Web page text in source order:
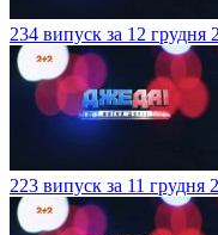
234 випуск за 12 грудня
223 випуск за 11 грудня